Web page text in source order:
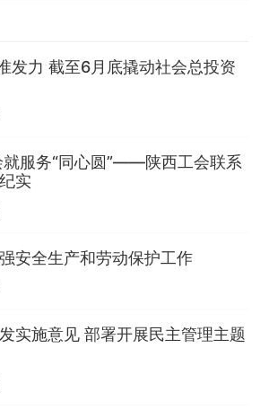
发力 截至6月底撬动社会总投资
就服务“同心圆”——陕西工会联系
实
安全生产和劳动保护工作
实施意见 部署开展民主管理主题